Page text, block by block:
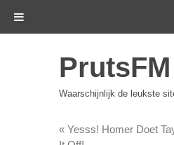
PrutsFM
Waarschijnlijk de leukste
« Yesss! Homer Doet